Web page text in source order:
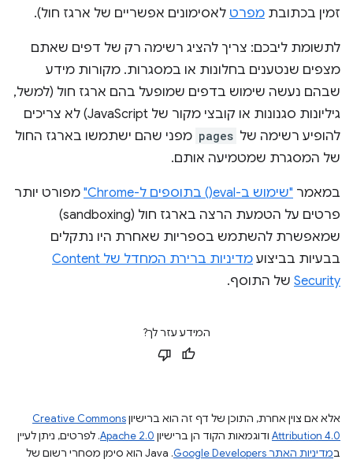
זמין בכתובת מפרט לאסימונים אפשריים של ארגז חול).
לתשומת ליבכם: צריך להציג רשימה רק של דפים שאתם
מצפים שנטענים בחלונות או במסגרות. מקורות מידע
שבהם נעשה שימוש בדפים שמופעל בהם ארגז חול (למשל,
גיליונות סגנונות או קובצי מקור של JavaScript) לא צריכים
להופיע רשימה של pages מפני שהם ישתמשו בארגז החול
של המסגרת שמטמיעה אותם.
במאמר "שימוש ב-eval() בתוספים ל-Chrome"
מפורט יותר
פרטים על הטמעת הרצה בארגז חול (sandboxing)
שמאפשרת להשתמש בספריות שאחרת היו נתקלים
בבעיות בביצוע
מדיניות ברירת המחדל של Content
Security של התוסף.
המידע עזר לך?
אלא אם צוין אחרת, התוכן של דף זה הוא ברישיוןCreative Commons
Attribution 4.0 ודוגמאות הקוד הן ברישיון Apache 2.0. לפרטים, ניתן לעיין
במדיניות האתר Google Developers‏
.‏ Java הוא סימן מסחרי רשום של